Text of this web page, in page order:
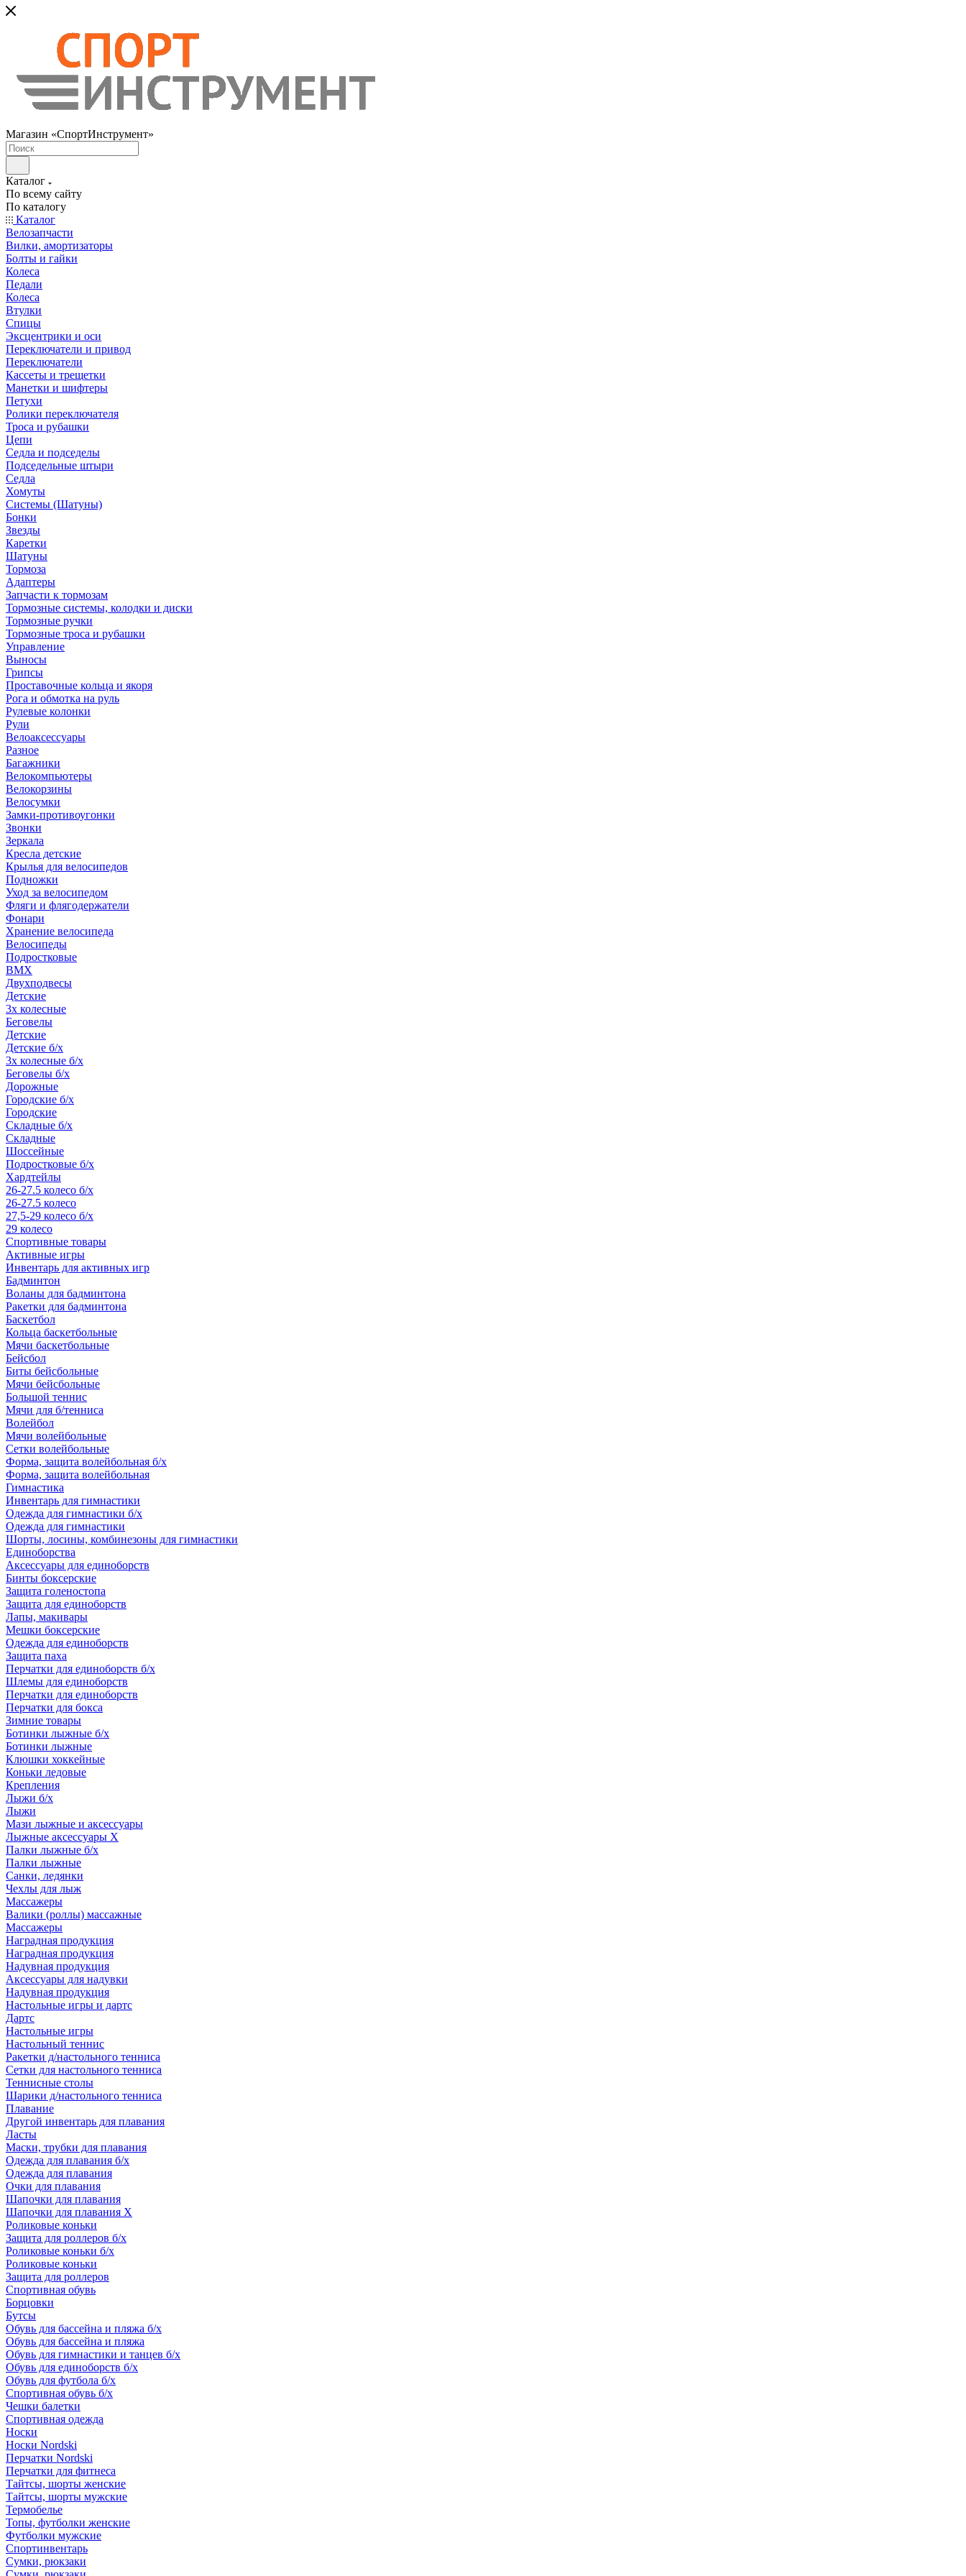
Магазин «СпортИнструмент»
Каталог
По всему сайту
По каталогу
Каталог
Велозапчасти
Вилки, амортизаторы
Болты и гайки
Колеса
Педали
Колеса
Втулки
Спицы
Эксцентрики и оси
Переключатели и привод
Переключатели
Кассеты и трещетки
Манетки и шифтеры
Петухи
Ролики переключателя
Троса и рубашки
Цепи
Седла и подседелы
Подседельные штыри
Седла
Хомуты
Системы (Шатуны)
Бонки
Звезды
Каретки
Шатуны
Тормоза
Адаптеры
Запчасти к тормозам
Тормозные системы, колодки и диски
Тормозные ручки
Тормозные троса и рубашки
Управление
Выносы
Грипсы
Проставочные кольца и якоря
Рога и обмотка на руль
Рулевые колонки
Рули
Велоаксессуары
Разное
Багажники
Велокомпьютеры
Велокорзины
Велосумки
Замки-противоугонки
Звонки
Зеркала
Кресла детские
Крылья для велосипедов
Подножки
Уход за велосипедом
Фляги и флягодержатели
Фонари
Хранение велосипеда
Велосипеды
Подростковые
BMX
Двухподвесы
Детские
3х колесные
Беговелы
Детские
Детские б/х
3х колесные б/х
Беговелы б/х
Дорожные
Городские б/х
Городские
Складные б/х
Складные
Шоссейные
Подростковые б/х
Хардтейлы
26-27.5 колесо б/х
26-27.5 колесо
27,5-29 колесо б/х
29 колесо
Спортивные товары
Активные игры
Инвентарь для активных игр
Бадминтон
Воланы для бадминтона
Ракетки для бадминтона
Баскетбол
Кольца баскетбольные
Мячи баскетбольные
Бейсбол
Биты бейсбольные
Мячи бейсбольные
Большой теннис
Мячи для б/тенниса
Волейбол
Мячи волейбольные
Сетки волейбольные
Форма, защита волейбольная б/х
Форма, защита волейбольная
Гимнастика
Инвентарь для гимнастики
Одежда для гимнастики б/х
Одежда для гимнастики
Шорты, лосины, комбинезоны для гимнастики
Единоборства
Аксессуары для единоборств
Бинты боксерские
Защита голеностопа
Защита для единоборств
Лапы, макивары
Мешки боксерские
Одежда для единоборств
Защита паха
Перчатки для единоборств б/х
Шлемы для единоборств
Перчатки для единоборств
Перчатки для бокса
Зимние товары
Ботинки лыжные б/х
Ботинки лыжные
Клюшки хоккейные
Коньки ледовые
Крепления
Лыжи б/х
Лыжи
Мази лыжные и аксессуары
Лыжные аксессуары Х
Палки лыжные б/х
Палки лыжные
Санки, ледянки
Чехлы для лыж
Массажеры
Валики (роллы) массажные
Массажеры
Наградная продукция
Наградная продукция
Надувная продукция
Аксессуары для надувки
Надувная продукция
Настольные игры и дартс
Дартс
Настольные игры
Настольный теннис
Ракетки д/настольного тенниса
Сетки для настольного тенниса
Теннисные столы
Шарики д/настольного тенниса
Плавание
Другой инвентарь для плавания
Ласты
Маски, трубки для плавания
Одежда для плавания б/х
Одежда для плавания
Очки для плавания
Шапочки для плавания
Шапочки для плавания Х
Роликовые коньки
Защита для роллеров б/х
Роликовые коньки б/х
Роликовые коньки
Защита для роллеров
Спортивная обувь
Борцовки
Бутсы
Обувь для бассейна и пляжа б/х
Обувь для бассейна и пляжа
Обувь для гимнастики и танцев б/х
Обувь для единоборств б/х
Обувь для футбола б/х
Спортивная обувь б/х
Чешки балетки
Спортивная одежда
Носки
Носки Nordski
Перчатки Nordski
Перчатки для фитнеса
Тайтсы, шорты женские
Тайтсы, шорты мужские
Термобелье
Топы, футболки женские
Футболки мужские
Спортинвентарь
Сумки, рюкзаки